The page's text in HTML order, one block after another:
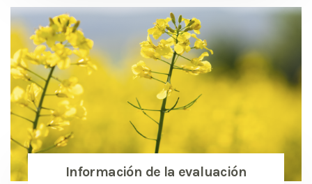
Información de la evaluación